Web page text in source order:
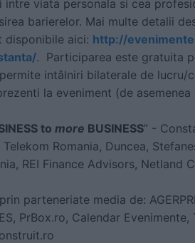
viata personala si cea
barierelor. Mai multe detalii
disponibile aici: http://
. Participarea este gratuita
intâlniri bilaterale de
la eveniment (de
to more BUSINESS” -
Romania, Duncea,
REI Finance Advisors, Netland
parteneriate media de:
PrBox.ro, Calendar